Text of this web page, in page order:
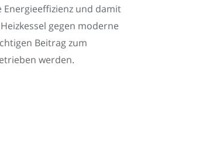
und damit
gegen moderne
Beitrag zum
werden.